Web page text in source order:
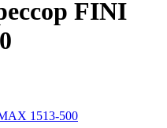
FINI